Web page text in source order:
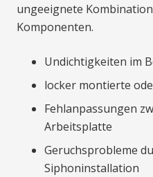
ungeeignete
Komponenten.
Undichtigkeiten im
locker montierte
Fehlanpassungen
Arbeitsplatte
Geruchsprobleme
Siphoninstallation